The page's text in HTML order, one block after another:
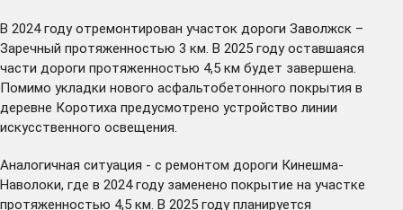
В 2024 году отремонтирован участок дороги Заволжск –
Заречный протяженностью 3 км. В 2025 году оставшаяся
части дороги протяженностью 4,5 км будет завершена.
Помимо укладки нового асфальтобетонного покрытия в
деревне Коротиха предусмотрено устройство линии
искусственного освещения.
Аналогичная ситуация - с ремонтом дороги Кинешма-
Наволоки, где в 2024 году заменено покрытие на участке
протяженностью 4,5 км. В 2025 году планируется